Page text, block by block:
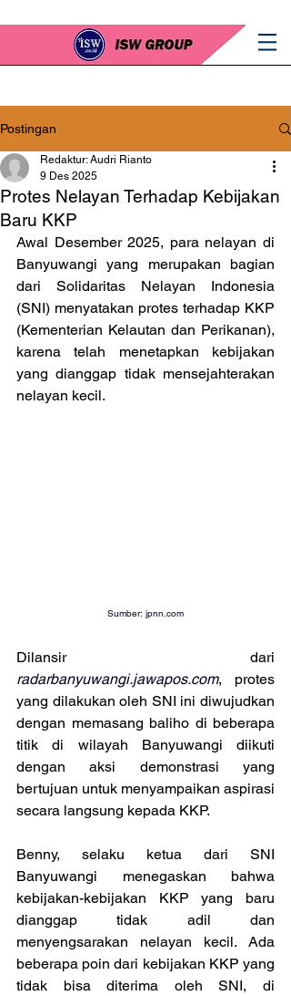
Postingan
Protes Nelayan Terhadap Kebijakan
Baru KKP
Redaktur: Audri Rianto
9 Des 2025
Awal Desember 2025, para nelayan di
Banyuwangi yang merupakan bagian
dari Solidaritas Nelayan Indonesia
(SNI) menyatakan protes terhadap KKP
(Kementerian Kelautan dan Perikanan),
karena telah menetapkan kebijakan
yang dianggap tidak mensejahterakan
nelayan kecil.
Sumber: jpnn.com
radarbanyuwangi.jawapos.com, protes
yang dilakukan oleh SNI ini diwujudkan
dengan memasang baliho di beberapa
titik di wilayah Banyuwangi diikuti
dengan aksi demonstrasi yang
bertujuan untuk menyampaikan aspirasi
secara langsung kepada KKP.
Benny, selaku ketua dari SNI
Banyuwangi menegaskan bahwa
kebijakan-kebijakan KKP yang baru
dianggap tidak adil dan
menyengsarakan nelayan kecil. Ada
beberapa poin dari kebijakan KKP yang
tidak bisa diterima oleh SNI, di